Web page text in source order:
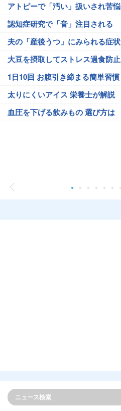
アトピーで「汚い」扱いされ苦悩
認知症研究で「音」注目される
夫の「産後うつ」にみられる症状
大豆を摂取してストレス過食防止
1日10回 お腹引き締まる簡単習慣
太りにくいアイス 栄養士が解説
血圧を下げる飲みもの 選び方は